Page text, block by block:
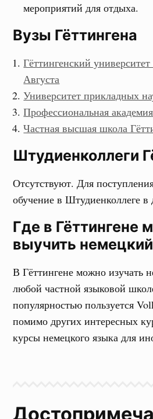
мероприятий для отдыха.
Вузы Гёттингена
Гёттингенский
Августа
Университет прикладных
Профессиональная
Частная высшая школа
Штудиенколлеги
Отсутствуют. Для
обучение в Штудиенколлеге в
Где в Гёттингене
выучить
В Гёттингене можно изучать
любой частной языковой
популярностью пользуется
помимо других интересных
курсы немецкого языка для